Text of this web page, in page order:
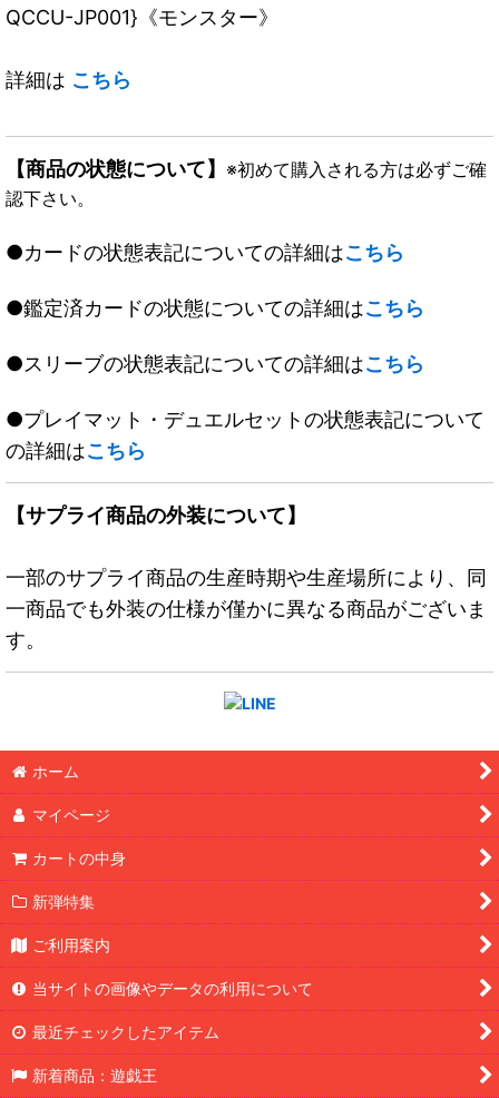
QCCU-JP001}《モンスター》
詳細は こちら
【商品の状態について】 ※初めて購入される方は必ずご確
認下さい。
●カードの状態表記についての詳細はこちら
●鑑定済カードの状態についての詳細はこちら
●スリーブの状態表記についての詳細はこちら
●プレイマット・デュエルセットの状態表記について
の詳細はこちら
【サプライ商品の外装について】
一部のサプライ商品の生産時期や生産場所により、同
一商品でも外装の仕様が僅かに異なる商品がございま
す。
ホーム
マイページ
カートの中身
新弾特集
ご利用案内
当サイトの画像やデータの利用について
最近チェックしたアイテム
新着商品：遊戯王